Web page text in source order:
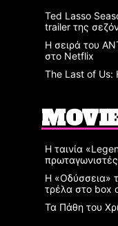
Ted Lasso
trailer της
Η σειρά του
στο Netflix
The Last of Us:
Η ταινία
Η «Οδύσσεια»
τρέλα στο box
Τα Πάθη του